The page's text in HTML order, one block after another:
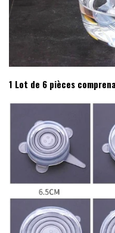
1 Lot de 6 pièces